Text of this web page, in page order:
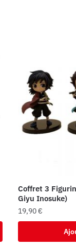
Coffret 3
Giyu Inosuke)
19,90€